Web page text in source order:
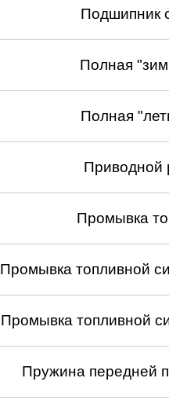
Подшипник
Полная
Полная
Приводной
Промывка
Промывка топливной
Промывка топливной
Пружина передней